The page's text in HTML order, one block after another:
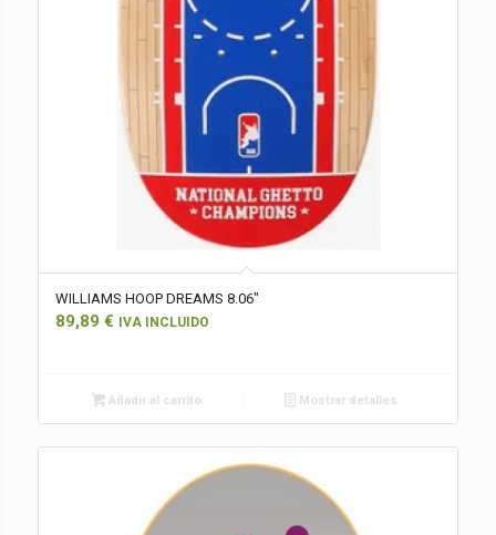
WILLIAMS HOOP DREAMS 8.06″
89,89 € IVA INCLUIDO
Añadir al carrito Mostrar detalles